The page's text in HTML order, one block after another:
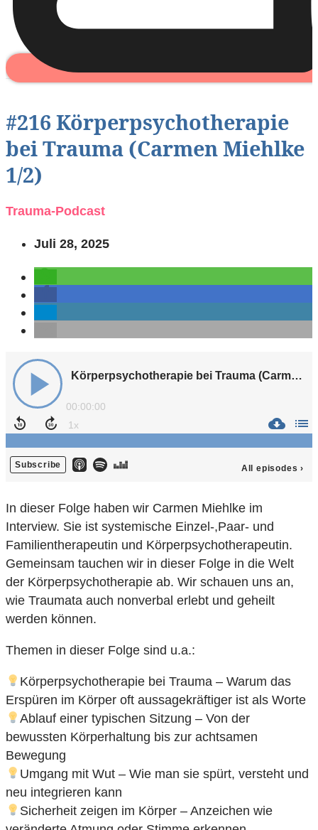
#216 Körperpsychotherapie
bei Trauma (Carmen Miehlke
1/2)
Trauma-Podcast
Juli 28, 2025
In dieser Folge haben wir Carmen Miehlke im
Interview. Sie ist systemische Einzel-,Paar- und
Familientherapeutin und Körperpsychotherapeutin.
Gemeinsam tauchen wir in dieser Folge in die Welt
der Körperpsychotherapie ab. Wir schauen uns an,
wie Traumata auch nonverbal erlebt und geheilt
werden können.
Themen in dieser Folge sind u.a.:
Körperpsychotherapie bei Trauma – Warum das
Erspüren im Körper oft aussagekräftiger ist als Worte
Ablauf einer typischen Sitzung – Von der
bewussten Körperhaltung bis zur achtsamen
Bewegung
Umgang mit Wut – Wie man sie spürt, versteht und
neu integrieren kann
Sicherheit zeigen im Körper – Anzeichen wie